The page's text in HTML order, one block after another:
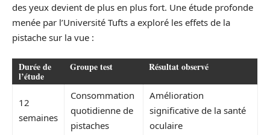
des yeux devient de plus en plus fort. Une étude profonde
menée par l’Université Tufts a exploré les effets de la
pistache sur la vue :
Durée de
l’étude
Groupe test Résultat observé
12
semaines
Consommation
quotidienne de
pistaches
Amélioration
significative de la santé
oculaire